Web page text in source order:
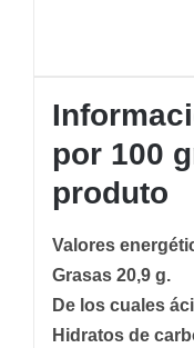
por 100
produto
Valores
Grasas 20,9 g.
De los cuales
Hidratos de